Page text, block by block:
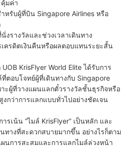
คุ้มค่า
หรับผู้ที่บิน Singapore Airlines หรือ
งรางวัลและช่วงเวลาเดินทาง
เครดิตเงินคืนหรือผลตอบแทนระยะสั้น
KrisFlyer World Elite ได้รับการ
ตอบโจทย์ผู้ที่เดินทางกับ Singapore
าะผู้ที่วางแผนแลกตั๋วรางวัลชั้นธุรกิจหรือ
กว่าการแลกแบบทั่วไปอย่างชัดเจน
รเน้น “ไมล์ KrisFlyer” เป็นหลัก และ
ทางที่สะดวกสบายมากขึ้น อย่างไรก็ตาม
นการสะสมและการแลกไมล์ล่วงหน้า